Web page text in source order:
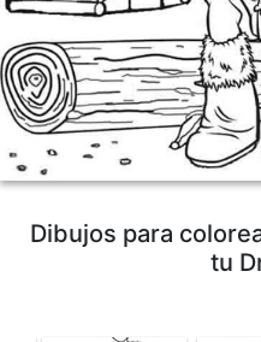
Dibujos para
tu